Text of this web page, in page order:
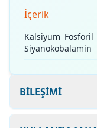
İçerik
Kalsiyum
Siyanokobalamin
BİLEŞİMİ